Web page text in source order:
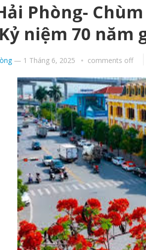
Phòng-
niệm 70 năm
— 1 Tháng 6, 2025 comments off